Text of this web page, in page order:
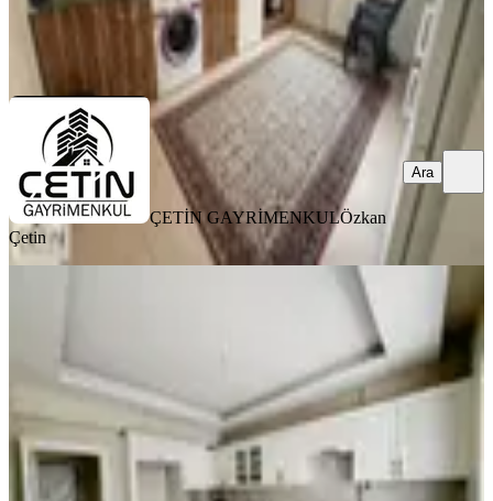
ÇETİN GAYRİMENKUL Özkan Çetin
Ara
ÇETİN GAYRİMENKULÖzkan
Çetin
Ara
Amazon'dan Gözde Semtte Havuzlu
Site'de Sıfır Yapı Satılık Daire
Onikişubat, Yamaçtepe Mahallesi
4+1·225 m² ·7. Kat·07.08.2026
5.875.000 ₺